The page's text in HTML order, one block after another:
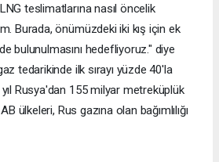
teslimatlarına nasıl öncelik
Burada, önümüzdeki iki kış için ek
bulunulmasını hedefliyoruz." diye
tedarikinde ilk sırayı yüzde 40'la
Rusya'dan 155 milyar metreküplük
ülkeleri, Rus gazına olan bağımlılığı